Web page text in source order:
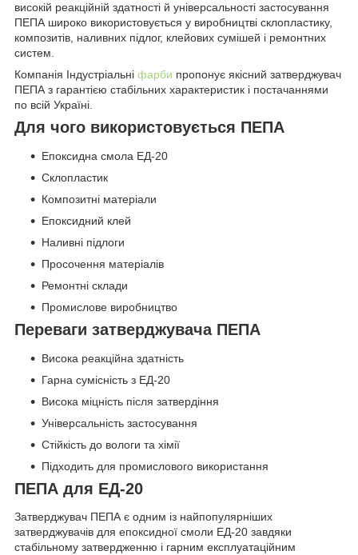
високій реакційній здатності й універсальності застосування
ПЕПА широко використовується у виробництві склопластику,
композитів, наливних підлог, клейових сумішей і ремонтних
систем.
Компанія Індустріальні фарби пропонує якісний затверджувач
ПЕПА з гарантією стабільних характеристик і постачаннями
по всій Україні.
Для чого використовується ПЕПА
Епоксидна смола ЕД-20
Склопластик
Композитні матеріали
Епоксидний клей
Наливні підлоги
Просочення матеріалів
Ремонтні склади
Промислове виробництво
Переваги затверджувача ПЕПА
Висока реакційна здатність
Гарна сумісність з ЕД-20
Висока міцність після затвердіння
Універсальність застосування
Стійкість до вологи та хімії
Підходить для промислового використання
ПЕПА для ЕД-20
Затверджувач ПЕПА є одним із найпопулярніших
затверджувачів для епоксидної смоли ЕД-20 завдяки
стабільному затвердженню і гарним експлуатаційним